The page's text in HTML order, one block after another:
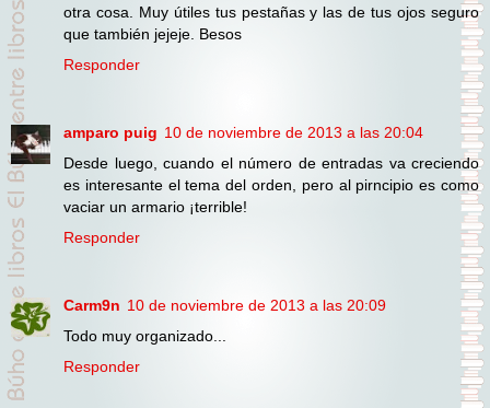
otra cosa. Muy útiles tus pestañas y las de tus ojos seguro
que también jejeje. Besos
Responder
amparo puig 10 de noviembre de 2013 a las 20:04
Desde luego, cuando el número de entradas va creciendo
es interesante el tema del orden, pero al pirncipio es como
vaciar un armario ¡terrible!
Responder
Carm9n 10 de noviembre de 2013 a las 20:09
Todo muy organizado...
Responder